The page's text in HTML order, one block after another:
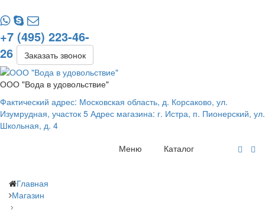
+7 (495) 223-46-
26
Заказать звонок
ООО "Вода в удовольствие"
Фактический адрес: Московская область, д. Корсаково, ул.
Изумрудная, участок 5 Адрес магазина: г. Истра, п. Пионерский, ул.
Школьная, д. 4
Каталог
Меню
Главная
Магазин